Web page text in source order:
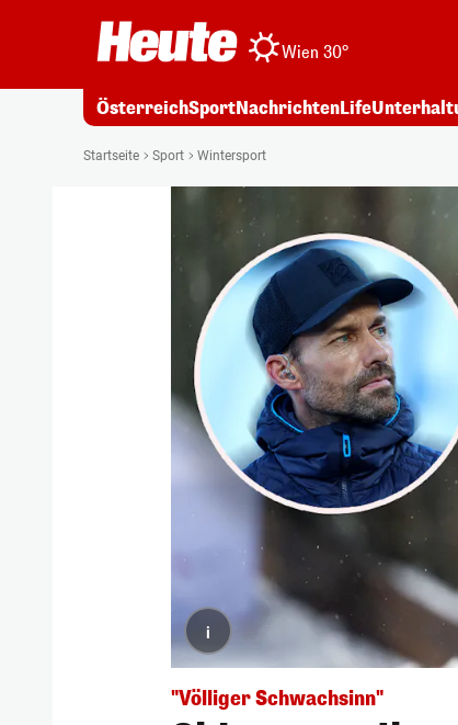
Wien 30°
ÖsterreichSportNachrichtenLife
Startseite Sport Wintersport
i
"Völliger Schwachsinn"